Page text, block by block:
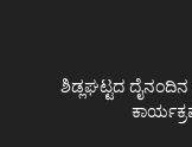
ಶಿಡ್ಲಘಟ್ಟದ ದೈನಂದಿನ